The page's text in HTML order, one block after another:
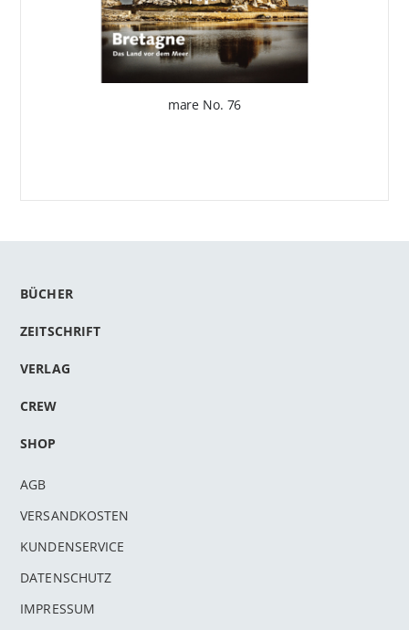
mare No. 76
BÜCHER
ZEITSCHRIFT
VERLAG
CREW
SHOP
AGB
VERSANDKOSTEN
KUNDENSERVICE
DATENSCHUTZ
IMPRESSUM